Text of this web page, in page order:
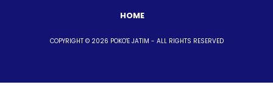
HOME
COPYRIGHT © 2026 POKO'E JATIM - ALL RIGHTS RESERVED